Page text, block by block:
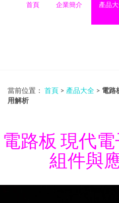
首頁 企業簡介 產品
當前位置： 首頁 > 產品大全 > 電路
用解析
電路板 現代
組件與